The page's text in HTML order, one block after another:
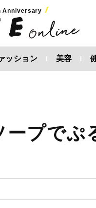
Anniversary
ッション 美容
プでぷ